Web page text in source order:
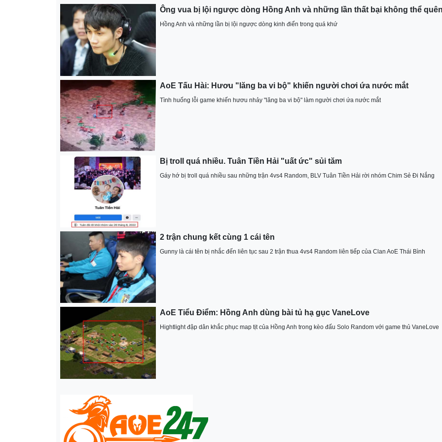
Ông vua bị lội ngược dòng Hồng Anh và những lần thất bại không thể
Hồng Anh và những lần bị lội ngược dòng kinh điển trong quá khứ
AoE Tấu Hài: Hươu "lăng ba vi bộ" khiến người chơi ứa nước mắt
Tình huống lỗi game khiến hươu nhảy "lăng ba vi bộ" làm người chơi ứa nước mắt
Bị troll quá nhiều. Tuân Tiền Hải "uất ức" sủi tăm
Gáy hớ bị troll quá nhiều sau những trận 4vs4 Random, BLV Tuân Tiền Hải rời nhóm Chim Sẻ Đi Nắng
2 trận chung kết cùng 1 cái tên
Gunny là cái tên bị nhắc đến liên tục sau 2 trận thua 4vs4 Random liên tiếp của Clan AoE Thái Bình
AoE Tiểu Điểm: Hồng Anh dùng bài tủ hạ gục VaneLove
Hightlight đập dân khắc phục map tịt của Hồng Anh trong kèo đấu Solo Random với game thủ VaneLove